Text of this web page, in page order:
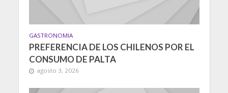
GASTRONOMIA
PREFERENCIA DE LOS CHILENOS POR EL
CONSUMO DE PALTA
agosto 3, 2026